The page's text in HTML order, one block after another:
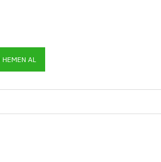
HEMEN AL